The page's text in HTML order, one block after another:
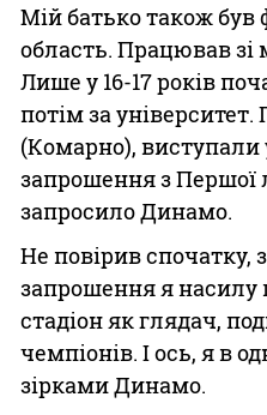
Мій батько також був
область. Працював зі
Лише у 16-17 років
потім за
(Комарно), виступали
запрошення з Першої
запросило Динамо.
Не повірив спочатку,
запрошення я насилу
стадіон як глядач,
чемпіонів. І ось, я в
зірками Динамо.